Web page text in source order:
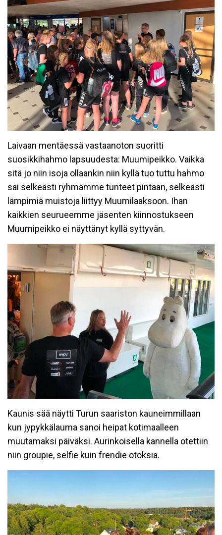
Laivaan mentäessä vastaanoton suoritti
suosikkihahmo lapsuudesta: Muumipeikko. Vaikka
sitä jo niin isoja ollaankin niin kyllä tuo tuttu hahmo
sai selkeästi ryhmämme tunteet pintaan, selkeästi
lämpimiä muistoja liittyy Muumilaaksoon. Ihan
kaikkien seurueemme jäsenten kiinnostukseen
Muumipeikko ei näyttänyt kyllä syttyvän.
Kaunis sää näytti Turun saariston kauneimmillaan
kun jypykkälauma sanoi heipat kotimaalleen
muutamaksi päiväksi. Aurinkoisella kannella otettiin
niin groupie, selfie kuin frendie otoksia.